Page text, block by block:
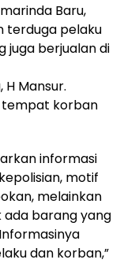
Baru,
terduga pelaku
juga berjualan di
H Mansur.
tempat korban
informasi
motif
melainkan
ada barang yang
dan korban,”